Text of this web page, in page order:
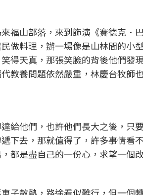
福山部落，來到飾演《賽德克．
做料理，辦一場像是山林間的小
得天真，那張笑臉的背後他們發
教養問題依然嚴重，林慶台牧師
給他們，也許他們長大之後，只
下去，那就值得了，許多事情看
都是盡自己的一份心，求望一個